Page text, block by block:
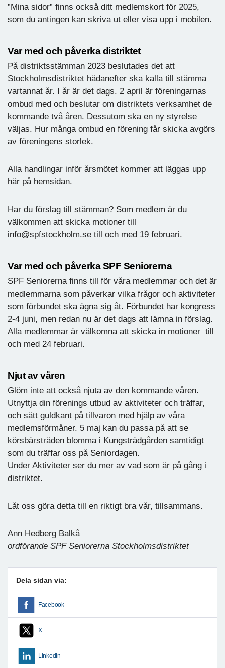
”Mina sidor” finns också ditt medlemskort för 2025,
som du antingen kan skriva ut eller visa upp i mobilen.
Var med och påverka distriktet
På distriktsstämman 2023 beslutades det att
Stockholmsdistriktet hädanefter ska kalla till stämma
vartannat år. I år är det dags. 2 april är föreningarnas
ombud med och beslutar om distriktets verksamhet de
kommande två åren. Dessutom ska en ny styrelse
väljas. Hur många ombud en förening får skicka avgörs
av föreningens storlek.
Alla handlingar inför årsmötet kommer att läggas upp
här på hemsidan.
Har du förslag till stämman? Som medlem är du
välkommen att skicka motioner till
info@spfstockholm.se till och med 19 februari.
Var med och påverka SPF Seniorerna
SPF Seniorerna finns till för våra medlemmar och det är
medlemmarna som påverkar vilka frågor och aktiviteter
som förbundet ska ägna sig åt. Förbundet har kongress
2-4 juni, men redan nu är det dags att lämna in förslag.
Alla medlemmar är välkomna att skicka in motioner till
och med 24 februari.
Njut av våren
Glöm inte att också njuta av den kommande våren.
Utnyttja din förenings utbud av aktiviteter och träffar,
och sätt guldkant på tillvaron med hjälp av våra
medlemsförmåner. 5 maj kan du passa på att se
körsbärsträden blomma i Kungsträdgården samtidigt
som du träffar oss på Seniordagen.
Under Aktiviteter ser du mer av vad som är på gång i
distriktet.
Låt oss göra detta till en riktigt bra vår, tillsammans.
Ann Hedberg Balkå
ordförande SPF Seniorerna Stockholmsdistriktet
Dela sidan via:
Facebook
X
LinkedIn